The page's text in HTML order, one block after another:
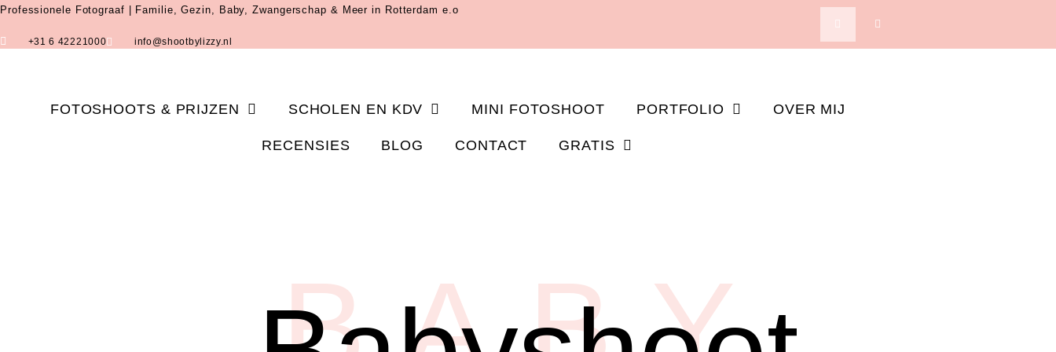
Professionele Fotograaf | Familie, Gezin, Baby, Zwangerschap & Meer in Rotterdam e.o
+31 6 42221000 info@shootbylizzy.nl
FOTOSHOOTS & PRIJZEN SCHOLEN EN KDV MINI FOTOSHOOT PORTFOLIO OVER MIJ
RECENSIES BLOG CONTACT GRATIS